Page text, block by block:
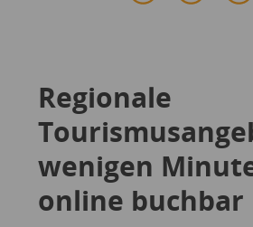
Regionale
wenigen
online buchbar